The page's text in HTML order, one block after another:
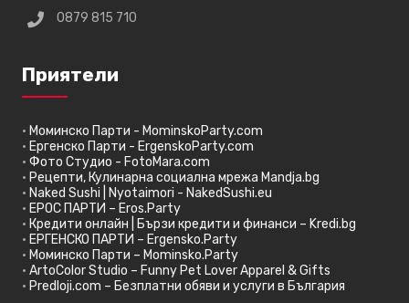
0879 815 710
Приятели
• Моминско Парти - MominskoParty.com
• Ергенско Парти - ErgenskoParty.com
•Фото Студио - FotoMara.com
• Рецепти, Кулинарна социална мрежа Mandja.bg
• Naked Sushi | Nyotaimori - NakedSushi.eu
• ЕРОС ПАРТИ – Eros.Party
• Кредити онлайн | Бързи кредити и финанси – Kredi.bg
• ЕРГЕНСКО ПАРТИ – Ergensko.Party
• Моминско Парти – Mominsko.Party
•ArtoColor Studio – Funny Pet Lover Apparel & Gifts
• Predloji.com – Безплатни обяви и услуги в България